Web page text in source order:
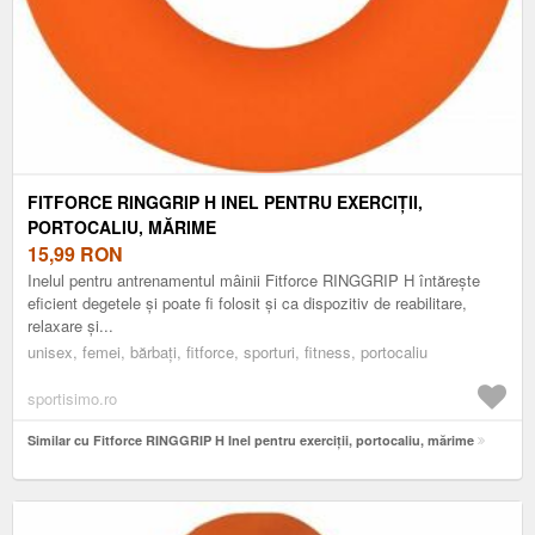
FITFORCE RINGGRIP H INEL PENTRU EXERCIȚII,
PORTOCALIU, MĂRIME
15,99 RON
Inelul pentru antrenamentul mâinii Fitforce RINGGRIP H întărește
eficient degetele și poate fi folosit și ca dispozitiv de reabilitare,
relaxare și...
unisex, femei, bărbați, fitforce, sporturi, fitness, portocaliu
sportisimo.ro
Similar cu Fitforce RINGGRIP H Inel pentru exerciții, portocaliu, mărime